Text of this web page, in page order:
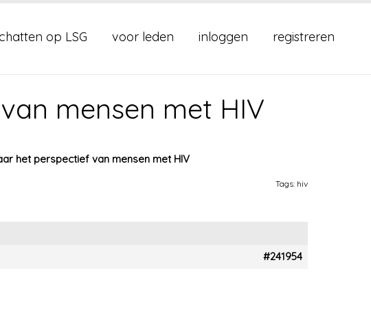
op LSG voor leden inloggen registreren
mensen met HIV
het perspectief van mensen met HIV
Tags: hiv
#241954